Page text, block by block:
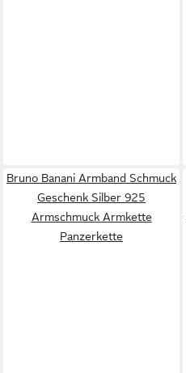
Bruno Banani Armband Schmuck
Geschenk Silber 925
Armschmuck Armkette
Panzerkette